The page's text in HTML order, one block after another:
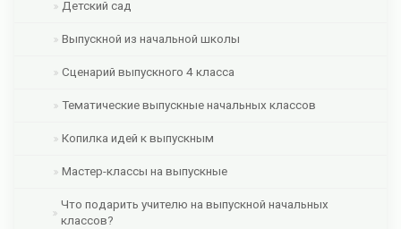
Детский сад
Выпускной из начальной школы
Сценарий выпускного 4 класса
Тематические выпускные начальных классов
Копилка идей к выпускным
Мастер-классы на выпускные
Что подарить учителю на выпускной начальных
классов?